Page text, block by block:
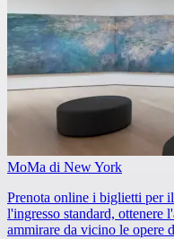
MoMa di New York
Prenota online i biglietti per
l'ingresso standard, ottenere
ammirare da vicino le opere